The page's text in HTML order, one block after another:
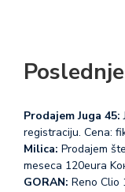
Prodajem Juga 45:
registraciju. Cena:
Milica: Prodajem
meseca 120eura
GORAN: Reno Clio